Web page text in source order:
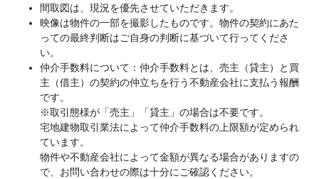
間取図は、現況を優先させていただきます。
映像は物件の一部を撮影したものです。物件の契約にあた
っての最終判断はご自身の判断に基づいて行ってくださ
い。
仲介手数料について：仲介手数料とは、売主（貸主）と買
主（借主）の契約の仲立ちを行う不動産会社に支払う報酬
です。
※取引態様が「売主」「貸主」の場合は不要です。
宅地建物取引業法によって仲介手数料の上限額が定められ
ています。
物件や不動産会社によって金額が異なる場合がありますの
で、お問い合わせの際は十分にご確認ください。